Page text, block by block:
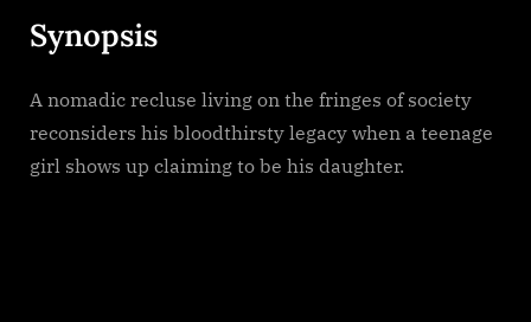
Synopsis
A nomadic recluse living on the fringes of society
reconsiders his bloodthirsty legacy when a teenage
girl shows up claiming to be his daughter.